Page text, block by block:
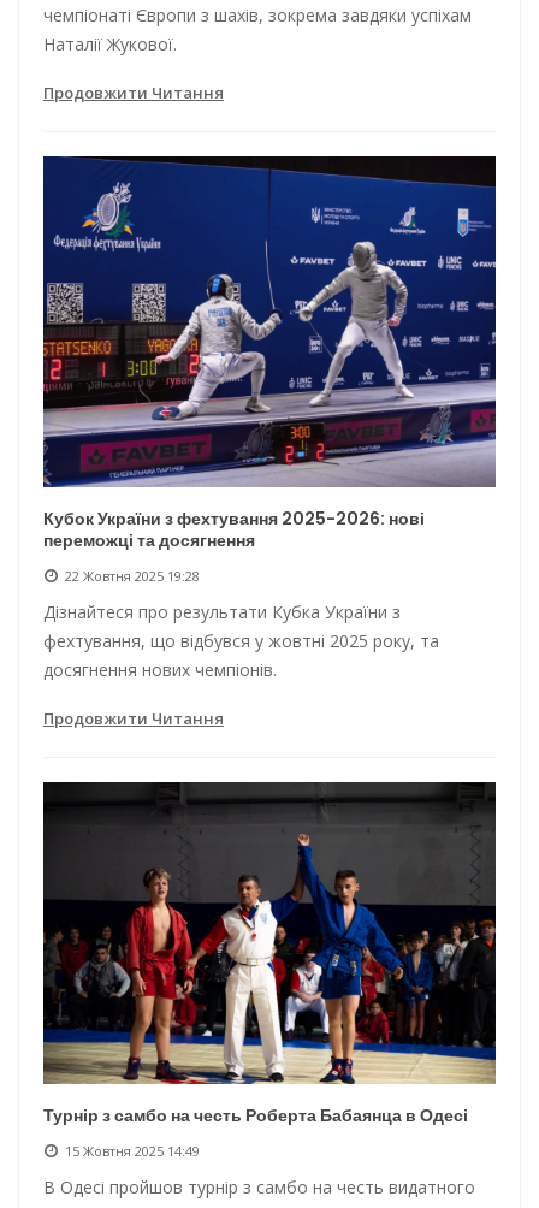
чемпіонаті Європи з шахів, зокрема завдяки успіхам
Наталії Жукової.
Продовжити Читання
Кубок України з фехтування 2025-2026: нові
переможці та досягнення
22 Жовтня 2025 19:28
Дізнайтеся про результати Кубка України з
фехтування, що відбувся у жовтні 2025 року, та
досягнення нових чемпіонів.
Продовжити Читання
Турнір з самбо на честь Роберта Бабаянца в Одесі
15 Жовтня 2025 14:49
В Одесі пройшов турнір з самбо на честь видатного